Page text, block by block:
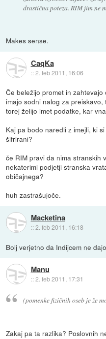
drastična poteza. RIM jim ne
Makes sense.
CaqKa
::2. feb 2011, 16:06
Če beležijo promet in
imajo sodni nalog za
torej želijo imet podatke, kar
Kaj pa bodo naredli z imejli, ki
šifrirani?
če RIM pravi da nima stranskih
nekaterimi podjetji stranska
običajnega?
huh zastrašujoče.
Macketina
::2. feb 2011, 16:18
Bolj verjetno da Indijcem ne
Manu
::2. feb 2011, 17:31
(pomenke fizičnih oseb je že
Zakaj pa ta razlika? Poslovnih